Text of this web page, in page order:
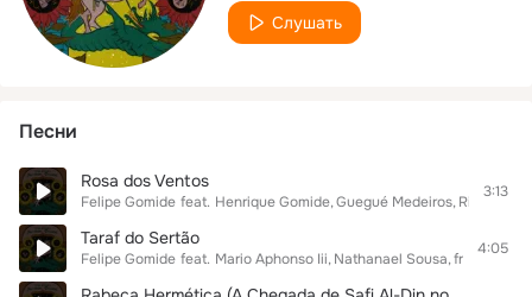
Слушать
Песни
Rosa dos Ventos
Felipe Gomide feat. Henrique Gomide Guegué Medeiros Ricardo
3:13
Taraf do Sertão
Felipe Gomide feat. Mario Aphonso Iii Nathanael Sousa francisco
4:05